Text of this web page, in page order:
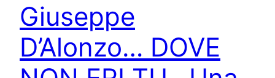
Giuseppe
D’Alonzo… DOVE